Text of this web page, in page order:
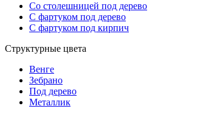
Со столешницей под дерево
С фартуком под дерево
С фартуком под кирпич
Структурные цвета
Венге
Зебрано
Под дерево
Металлик